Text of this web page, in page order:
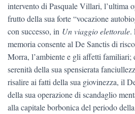
intervento di Pasquale Villari, l’ultima
frutto della sua forte “vocazione
con successo, in Un viaggio elettorale.
memoria consente al De Sanctis di
Morra, l’ambiente e gli affetti familiari;
serenità della sua spensierata
risalire ai fatti della sua giovinezza, il
della sua operazione di scandaglio
alla capitale borbonica del periodo